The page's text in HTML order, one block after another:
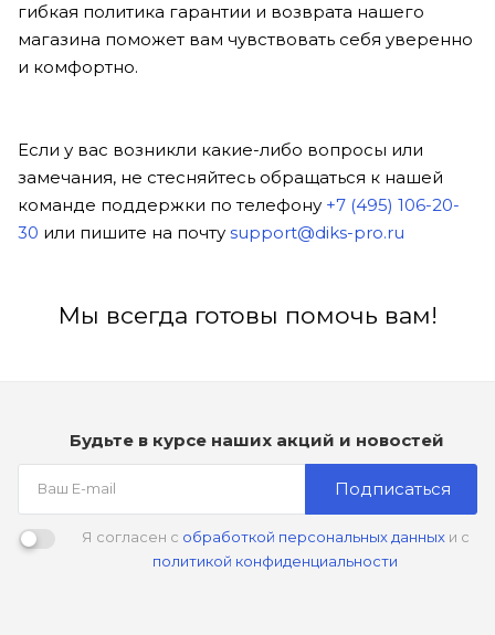
гибкая политика гарантии и возврата нашего
магазина поможет вам чувствовать себя уверенно
и комфортно.
Если у вас возникли какие-либо вопросы или
замечания, не стесняйтесь обращаться к нашей
команде поддержки по телефону +7 (495) 106-20-
30 или пишите на почту support@diks-pro.ru
Мы всегда готовы помочь вам!
Будьте в курсе наших акций и новостей
Подписаться
Я согласен с обработкой персональных данныхи с
политикой конфиденциальности